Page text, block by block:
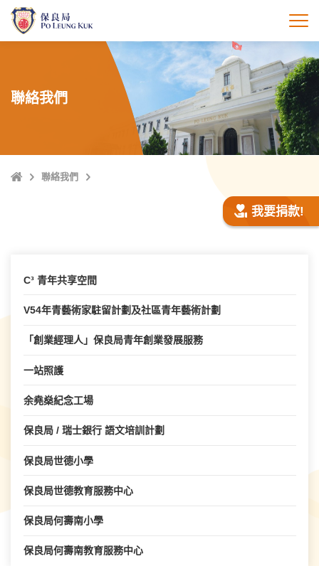
打
聯絡我們
主
聯絡我們
我要捐款!
C³ 青年共享空間
V54年青藝術家駐留計劃及社區青年藝術計劃
「創業經理人」保良局青年創業發展服務
一站照護
余堯燊紀念工場
保良局 / 瑞士銀行 語文培訓計劃
保良局世德小學
保良局世德教育服務中心
保良局何壽南小學
保良局何壽南教育服務中心